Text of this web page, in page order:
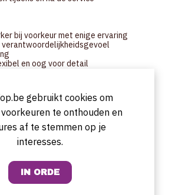
bij voorkeur met enige ervaring
en oog voor detail
een groeiende zaak
in een gedreven team met vele
gebruikt cookies om
te onthouden en
af te stemmen op je
interesses.